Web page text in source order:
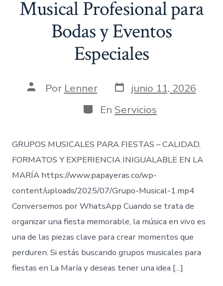
Musical Profesional para
Bodas y Eventos
Especiales
AutorPor Lenner Fecha
de
publicación
junio 11, 2026
Categorías
En Servicios
GRUPOS MUSICALES PARA FIESTAS – CALIDAD,
FORMATOS Y EXPERIENCIA INIGUALABLE EN LA
MARÍA https://www.papayeras.co/wp-
content/uploads/2025/07/Grupo-Musical-1.mp4
Conversemos por WhatsApp Cuando se trata de
organizar una fiesta memorable, la música en vivo es
una de las piezas clave para crear momentos que
perduren. Si estás buscando grupos musicales para
fiestas en La María y deseas tener una idea […]